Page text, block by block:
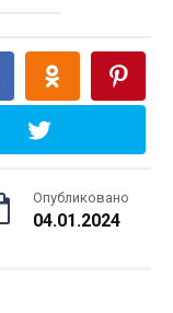
Опубликовано
04.01.2024